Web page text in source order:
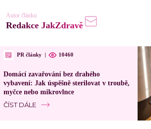
Autor článku
Redakce JakZdravě
PR články 10460
Domácí zavařování bez drahého
vybavení: Jak úspěšně sterilovat v troubě,
myčce nebo mikrovlnce
ČÍST DÁLE